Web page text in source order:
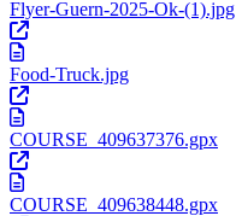
Flyer-Guern-2025-Ok-(1).jpg
Food-Truck.jpg
COURSE_409637376.gpx
COURSE_409638448.gpx